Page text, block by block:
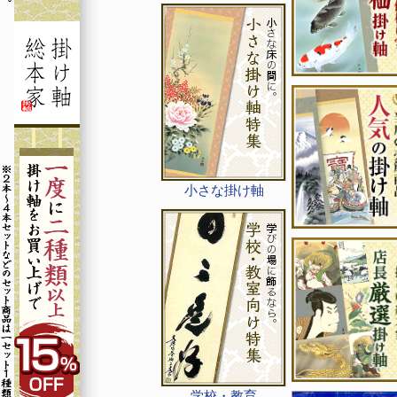
小さな掛け軸